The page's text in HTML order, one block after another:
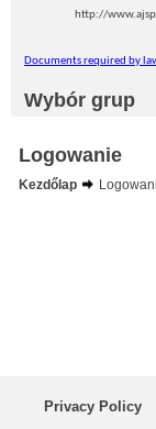
http://
Documents required by
Wybór grup
Logowanie
Kezdőlap
Privacy Policy